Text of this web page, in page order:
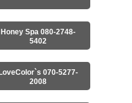
Honey Spa 080-2748-
5402
LoveColor`s 070-5277-
2008